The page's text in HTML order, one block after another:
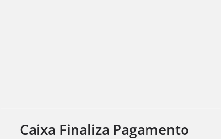
Caixa Finaliza Pagamento